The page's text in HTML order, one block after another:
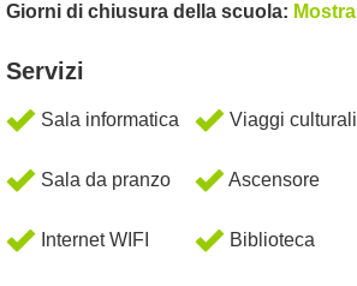
Giorni di chiusura della scuola: Mostra
Servizi
Sala informatica Viaggi culturali
Sala da pranzo
Ascensore
Internet WIFI
Biblioteca